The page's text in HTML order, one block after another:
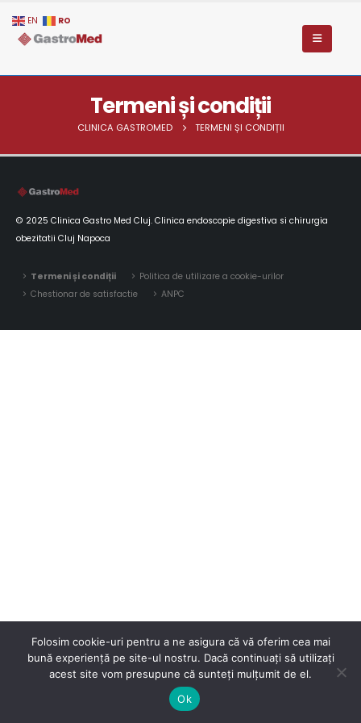
Termeni și condiții
CLINICA GASTROMED TERMENI ȘI CONDIȚII
© 2025 Clinica Gastro Med Cluj. Clinica endoscopie digestiva si chirurgia
obezitatii Cluj Napoca
Termeni și condiții
Politica de utilizare a cookie-urilor
Chestionar de satisfactie
ANPC
EN RO
Folosim cookie-uri pentru a ne asigura că vă oferim cea mai
bună experiență pe site-ul nostru. Dacă continuați să utilizați
acest site vom presupune că sunteți mulțumit de el.
Ok